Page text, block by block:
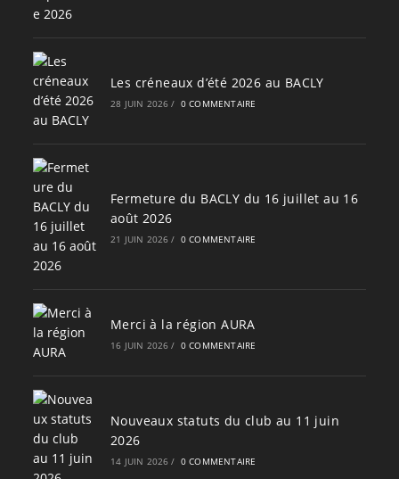
Les créneaux d’été 2026 au BACLY
28 JUIN 2026 / 0 COMMENTAIRE
Fermeture du BACLY du 16 juillet au 16
août 2026
21 JUIN 2026 / 0 COMMENTAIRE
Merci à la région AURA
16 JUIN 2026 / 0 COMMENTAIRE
Nouveaux statuts du club au 11 juin
2026
14 JUIN 2026 / 0 COMMENTAIRE